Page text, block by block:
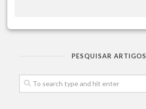
PESQUISAR ARTIGOS